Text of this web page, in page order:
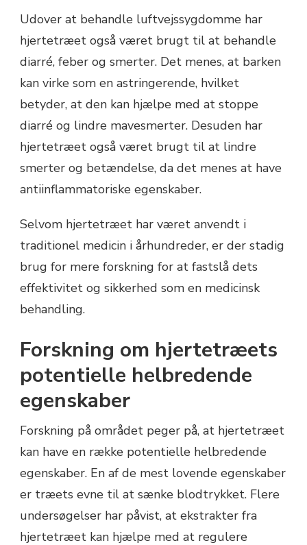
Udover at behandle luftvejssygdomme har
hjertetræet også været brugt til at behandle
diarré, feber og smerter. Det menes, at barken
kan virke som en astringerende, hvilket
betyder, at den kan hjælpe med at stoppe
diarré og lindre mavesmerter. Desuden har
hjertetræet også været brugt til at lindre
smerter og betændelse, da det menes at have
antiinflammatoriske egenskaber.
Selvom hjertetræet har været anvendt i
traditionel medicin i århundreder, er der stadig
brug for mere forskning for at fastslå dets
effektivitet og sikkerhed som en medicinsk
behandling.
Forskning om hjertetræets
potentielle helbredende
egenskaber
Forskning på området peger på, at hjertetræet
kan have en række potentielle helbredende
egenskaber. En af de mest lovende egenskaber
er træets evne til at sænke blodtrykket. Flere
undersøgelser har påvist, at ekstrakter fra
hjertetræet kan hjælpe med at regulere